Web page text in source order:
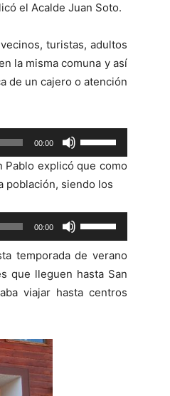
el Acalde Juan Soto.
turistas, adultos
la misma comuna y así
de un cajero o atención
00:00
las
teclas
de
flecha
arriba/abajo
Pablo explicó que como
población, siendo los
00:00
las
teclas
de
flecha
temporada de verano
que lleguen hasta San
viajar hasta centros